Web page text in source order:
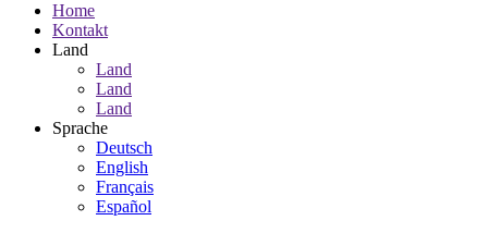
Home
Kontakt
Land
Land
Land
Land
Sprache
Deutsch
English
Français
Español